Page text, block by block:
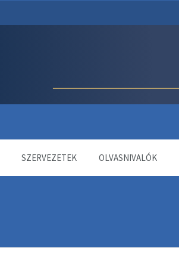
SZERVEZETEK OLVASNIVALÓK